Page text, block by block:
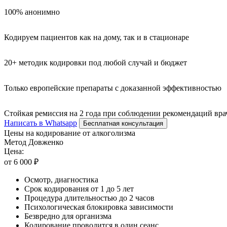
100% анонимно
Кодируем пациентов как на дому, так и в стационаре
20+ методик кодировки под любой случай и бюджет
Только европейские препараты с доказанной эффективностью
Стойкая ремиссия на 2 года при соблюдении рекомендаций
Написать в Whatsapp
Бесплатная консультация
Цены на кодирование от алкоголизма
Метод Довженко
Цена:
от 6 000 ₽
Осмотр, диагностика
Срок кодирования от 1 до 5 лет
Процедура длительностью до 2 часов
Психологическая блокировка зависимости
Безвредно для организма
Кодирование проводится в один сеанс